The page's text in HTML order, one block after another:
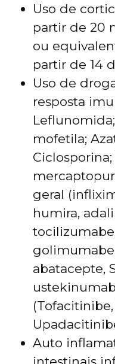
Uso de
partir de 20
ou
partir de 14
Uso de
resposta
mofetila;
geral
humira,
abatacepte,
Auto